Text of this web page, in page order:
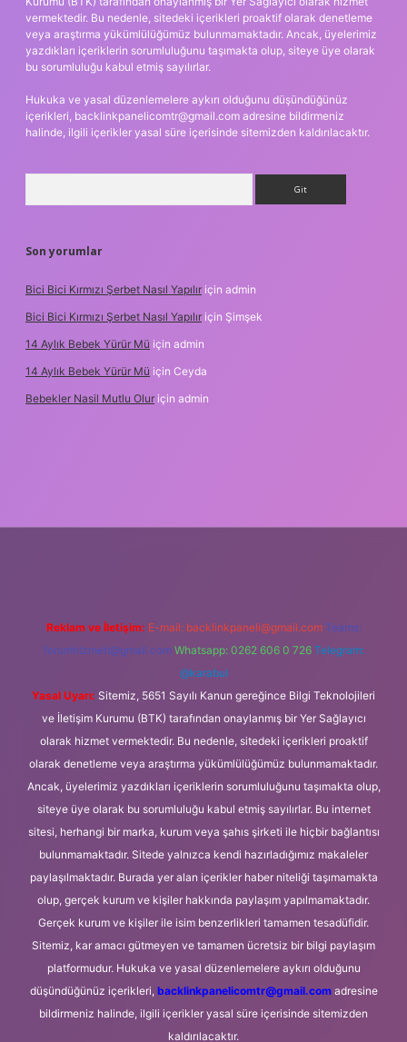
vermektedir. Bu nedenle, sitedeki içerikleri proaktif olarak denetleme
veya araştırma yükümlülüğümüz bulunmamaktadır. Ancak, üyelerimiz
yazdıkları içeriklerin sorumluluğunu taşımakta olup, siteye üye olarak
bu sorumluluğu kabul etmiş sayılırlar.
Hukuka ve yasal düzenlemelere aykırı olduğunu düşündüğünüz
içerikleri, backlinkpanelicomtr@gmail.com adresine bildirmeniz
halinde, ilgili içerikler yasal süre içerisinde sitemizden kaldırılacaktır.
Son yorumlar
Bici Bici Kırmızı Şerbet Nasıl Yapılır için admin
Bici Bici Kırmızı Şerbet Nasıl Yapılır için Şimşek
14 Aylık Bebek Yürür Mü için admin
14 Aylık Bebek Yürür Mü için Ceyda
Bebekler Nasil Mutlu Olur için admin
Reklam ve İletişim: E-mail: backlinkpaneli@gmail.com Teams:
forumhizmeti@gmail.com Whatsapp: 0262 606 0 726 Telegram:
@karabul
Yasal Uyarı: Sitemiz, 5651 Sayılı Kanun gereğince Bilgi Teknolojileri
ve İletişim Kurumu (BTK) tarafından onaylanmış bir Yer Sağlayıcı
olarak hizmet vermektedir. Bu nedenle, sitedeki içerikleri proaktif
olarak denetleme veya araştırma yükümlülüğümüz bulunmamaktadır.
Ancak, üyelerimiz yazdıkları içeriklerin sorumluluğunu taşımakta olup,
siteye üye olarak bu sorumluluğu kabul etmiş sayılırlar. Bu internet
sitesi, herhangi bir marka, kurum veya şahıs şirketi ile hiçbir bağlantısı
bulunmamaktadır. Sitede yalnızca kendi hazırladığımız makaleler
paylaşılmaktadır. Burada yer alan içerikler haber niteliği taşımamakta
olup, gerçek kurum ve kişiler hakkında paylaşım yapılmamaktadır.
Gerçek kurum ve kişiler ile isim benzerlikleri tamamen tesadüfidir.
Sitemiz, kar amacı gütmeyen ve tamamen ücretsiz bir bilgi paylaşım
platformudur. Hukuka ve yasal düzenlemelere aykırı olduğunu
düşündüğünüz içerikleri, backlinkpanelicomtr@gmail.comadresine
bildirmeniz halinde, ilgili içerikler yasal süre içerisinde sitemizden
kaldırılacaktır.